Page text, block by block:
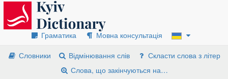
Граматика
Мовна консультація
Словники
Відмінювання слів
Скласти слова з літер
Слова, що закінчуються на…